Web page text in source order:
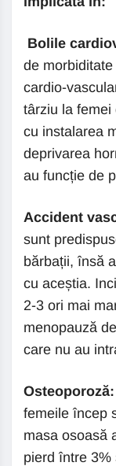
Bolile
de
cardio-
târziu la femei
cu instalarea
deprivarea
au funcție de
Accident
sunt
bărbații, însă
cu aceștia.
2-3 ori mai
menopauză
care nu au
Osteoporoză:
femeile încep
masa osoasă
pierd între 3%